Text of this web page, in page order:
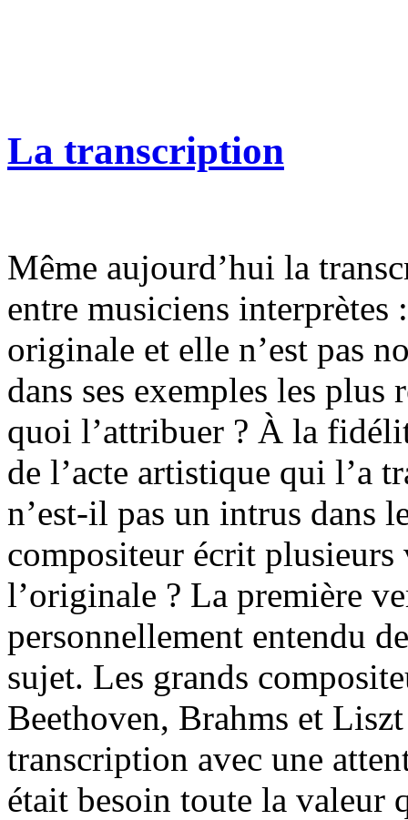
La transcription
Même aujourd’hui la
entre musiciens interprètes
originale et elle n’est pas
dans ses exemples les plus
quoi l’attribuer ? À la
de l’acte artistique qui l’a
n’est-il pas un intrus dans
compositeur écrit
l’originale ? La première
personnellement entendu
sujet. Les grands
Beethoven, Brahms et
transcription avec une
était besoin toute la valeur